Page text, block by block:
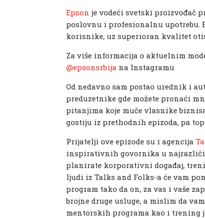
Epson je vodeći svetski proizvođač
poslovnu i profesionalnu upotrebu.
korisnike, uz superioran kvalitet
Za više informacija o aktuelnim
@epsonsrbija na Instagramu
Od nedavno sam postao urednik i
preduzetnike gde možete pronaći
pitanjima koje muče vlasnike
gostiju iz prethodnih epizoda, pa
Prijatelji ove epizode su i agencija
inspirativnih govornika u
planirate korporativni događaj,
ljudi iz Talks and Folks-a će vam
program tako da on, za vas i vaše
brojne druge usluge, a mislim da
mentorskih programa kao i trening